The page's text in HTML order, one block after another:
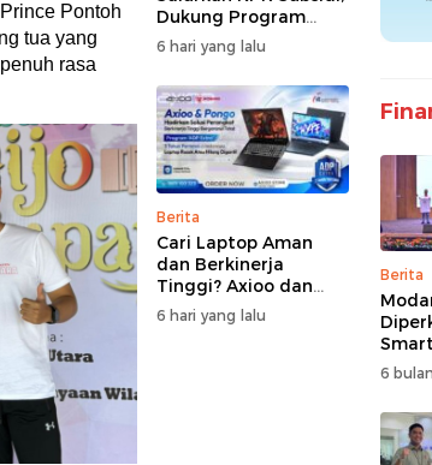
Pontoh
tua yang
rasa
Dukung Program
62.710 Rumah
Bersubsidi
6 hari yang lalu
Berita
Cari Laptop Aman
dan Berkinerja
Tinggi? Axioo dan
Pongo Punya Solusi
dengan Garansi
6 hari yang lalu
Berita
6